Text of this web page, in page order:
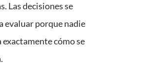
Las decisiones se
evaluar porque nadie
exactamente cómo se